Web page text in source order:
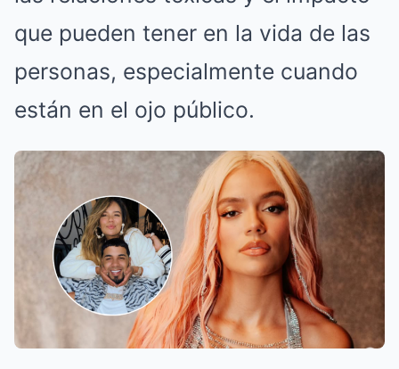
que pueden tener en la vida de las
personas, especialmente cuando
están en el ojo público.